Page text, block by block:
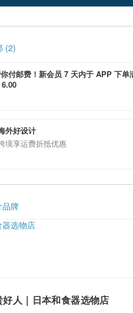
(2)
付邮费！新会员 7 天内于 APP 下单
外好设计
境享运费折抵优惠
牌
好人｜日本和食器选物店